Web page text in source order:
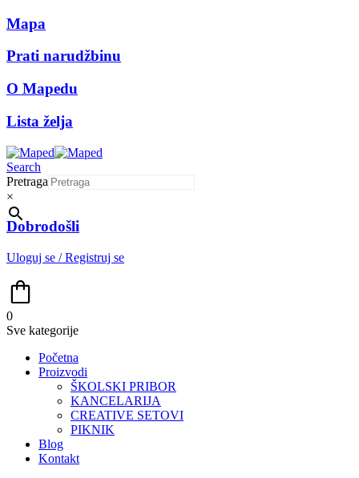
Mapa
Prati narudžbinu
O Mapedu
Lista želja
Search
Pretraga
×
Dobrodošli
Uloguj se / Registruj se
0
Sve kategorije
Početna
Proizvodi
ŠKOLSKI PRIBOR
KANCELARIJA
CREATIVE SETOVI
PIKNIK
Blog
Kontakt